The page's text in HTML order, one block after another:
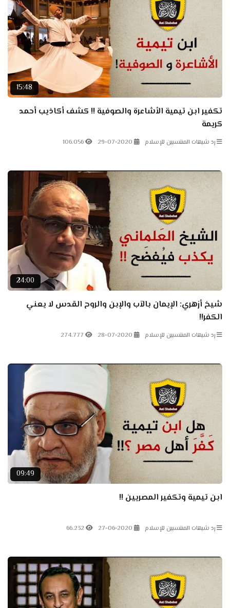
15:48
تكفير ابن تيمية الأشاعرة والصوفية !! كشف أكاذيب أحمد
كريمة
رد شبهات المنتسبين للإسلام 29-07-2020
106.056
24:00
شيخ أزهري: الإيمان بالآب والإبن والروح القدس لا يعني
الكفر!!
رد شبهات المنتسبين للإسلام 28-07-2020
274.777
09:49
ابن تيمية وتكفير المصريين !!
رد شبهات المنتسبين للإسلام 27-06-2020
66.232